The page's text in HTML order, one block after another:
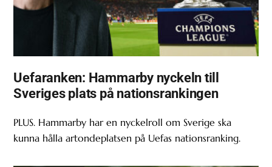
Uefaranken: Hammarby nyckeln till
Sveriges plats på nationsrankingen
PLUS. Hammarby har en nyckelroll om Sverige ska
kunna hålla artondeplatsen på Uefas nationsranking.